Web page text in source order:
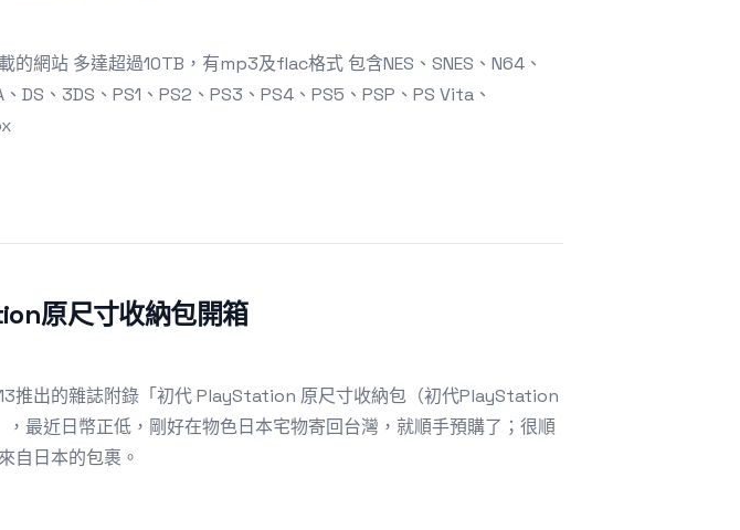
的網站 多達超過10TB，有mp3及flac格式 包含NES、SNES、N64、
DS、3DS、PS1、PS2、PS3、PS4、PS5、PSP、PS Vita、
原尺寸收納包開箱
推出的雜誌附錄「初代 PlayStation 原尺寸收納包（初代PlayStation
，最近日幣正低，剛好在物色日本宅物寄回台灣，就順手預購了；很順
自日本的包裹。